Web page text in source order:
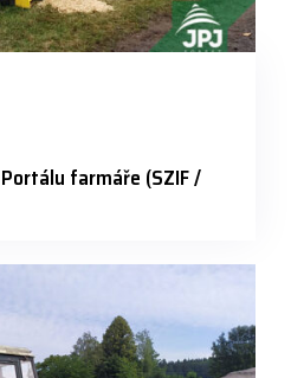
farmáře (SZIF /